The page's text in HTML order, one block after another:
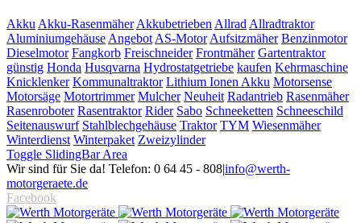
Akku Akku-Rasenmäher Akkubetrieben Allrad Allradtraktor
Aluminiumgehäuse Angebot AS-Motor Aufsitzmäher Benzinmotor
Dieselmotor Fangkorb Freischneider Frontmäher Gartentraktor
günstig Honda Husqvarna Hydrostatgetriebe kaufen Kehrmaschine
Knicklenker Kommunaltraktor Lithium Ionen Akku Motorsense
Motorsäge Motortrimmer Mulcher Neuheit Radantrieb Rasenmäher
Rasenroboter Rasentraktor Rider Sabo Schneeketten Schneeschild
Seitenauswurf Stahlblechgehäuse Traktor TYM Wiesenmäher
Winterdienst Winterpaket Zweizylinder
Toggle SlidingBar Area
Wir sind für Sie da! Telefon: 0 64 45 - 808|info@werth-
motorgeraete.de
Facebook